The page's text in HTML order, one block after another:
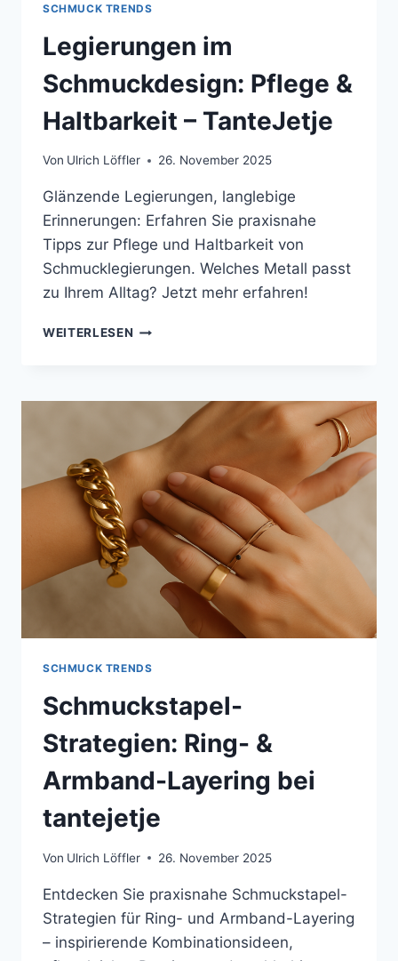
SCHMUCK TRENDS
Legierungen im
Schmuckdesign: Pflege &
Haltbarkeit – TanteJetje
Von Ulrich Löffler 26. November 2025
Glänzende Legierungen, langlebige
Erinnerungen: Erfahren Sie praxisnahe
Tipps zur Pflege und Haltbarkeit von
Schmucklegierungen. Welches Metall passt
zu Ihrem Alltag? Jetzt mehr erfahren!
WEITERLESEN LEGIERUNGEN
&
HALTBARKEIT
SCHMUCK TRENDS
Schmuckstapel-
Strategien: Ring- &
Armband-Layering bei
tantejetje
Von Ulrich Löffler 26. November 2025
Entdecken Sie praxisnahe Schmuckstapel-
Strategien für Ring- und Armband-Layering
– inspirierende Kombinationsideen,